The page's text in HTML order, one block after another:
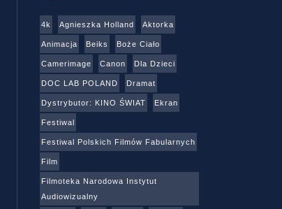
4k Agnieszka Holland Aktorka
Animacja Beiks Boże Ciało
Camerimage Canon Dla Dzieci
DOC LAB POLAND Dramat
Dystrybutor: KINO ŚWIAT Ekran
Festiwal
Festiwal Polskich Filmów Fabularnych
Film
Filmoteka Narodowa Instytut
Audiowizualny